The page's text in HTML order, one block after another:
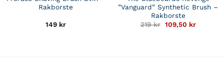
Rakborste
149 kr
”Vanguard” Synthetic Brush –
Rakborste
219kr Det
ursprungliga
109,50 krDet